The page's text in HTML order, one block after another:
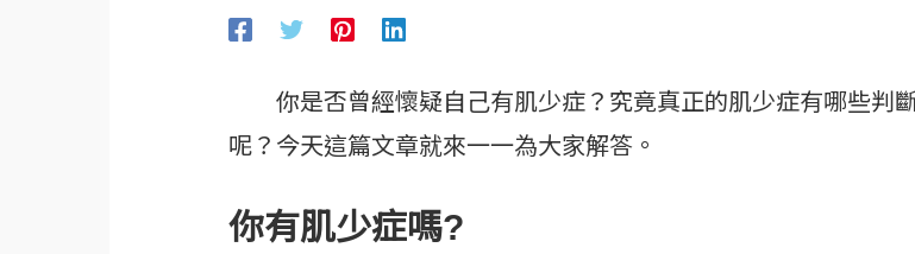
你是否曾經懷疑自己有肌少症？究竟真正的肌少症有哪些判
呢？今天這篇文章就來一一為大家解答。
你有肌少症嗎?